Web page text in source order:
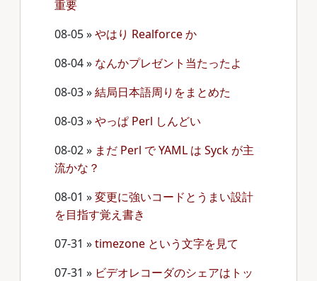
重要
08-05»やはり Realforce か
08-04» なんかプレゼント当たったよ
08-03»結局日本語周りをまとめた
08-03»やっぱ Perl しんどい
08-02» まだ Perl で YAML は Syck が主
流かな？
08-01 »変更に強いコードとうまい設計
を目指す覚え書き
07-31 »timezone という文字を見て
07-31 » ビデオレコーダのシェアはトッ